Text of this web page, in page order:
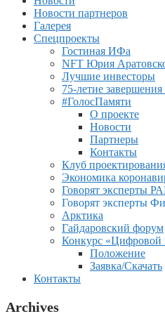
Новости партнеров
Галерея
Спецпроекты
Гостиная ИФа
NFT Юрия
Лучшие инвесторы
75-летие
#ГолосПамяти
О проекте
Новости
Партнеры
Контакты
Клуб
Экономика
Говорят эксперты
Говорят эксперты
Арктика
Гайдаровский форум
Конкурс «Цифровой
Положение
Заявка/Скачать
Контакты
Archives